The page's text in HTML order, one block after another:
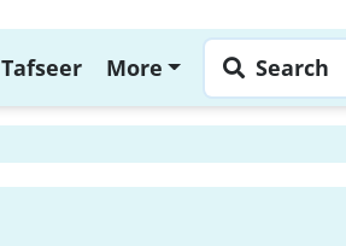
Tafseer More Search